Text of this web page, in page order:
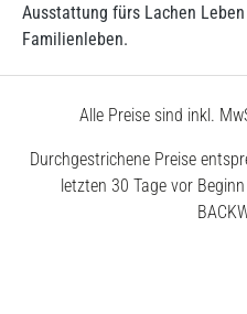
Ausstattung fürs Lachen
Familienleben.
Alle Preise sind inkl.
Durchgestrichene Preise
letzten 30 Tage vor